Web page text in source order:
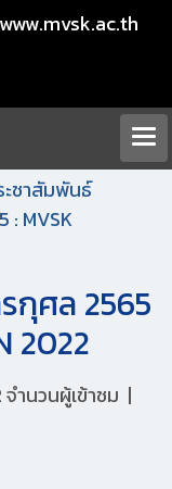
ะชาสัมพันธ์
: MVSK
กุศล 2565
2022
ำนวนผู้เข้าชม |